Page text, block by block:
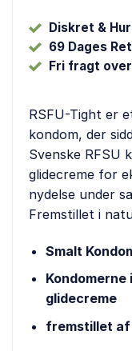
20
ml
Diskret &
69 Dages
Fri fragt
RSFU-Tight er
kondom, der
Svenske RFSU
glidecreme for
nydelse under
Fremstillet i
Smalt
glidecreme
fremstillet af